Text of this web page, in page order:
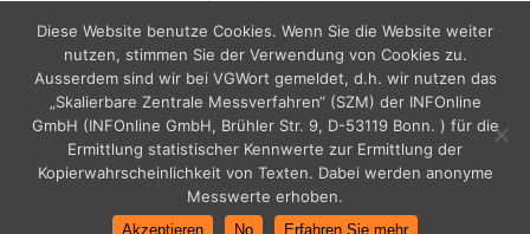
Impressum Datenschutzerklärung
copyright by nordicfamily
Diese Website benutze Cookies. Wenn Sie die Website weiter
nutzen, stimmen Sie der Verwendung von Cookies zu.
Ausserdem sind wir bei VGWort gemeldet, d.h. wir nutzen das
„Skalierbare Zentrale Messverfahren“ (SZM) der INFOnline
GmbH (INFOnline GmbH, Brühler Str. 9, D-53119 Bonn. ) für die
Ermittlung statistischer Kennwerte zur Ermittlung der
Kopierwahrscheinlichkeit von Texten. Dabei werden anonyme
Messwerte erhoben.
Akzeptieren No Erfahren Sie mehr